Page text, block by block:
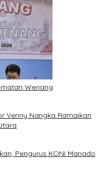
Wenang
Venny Nangka Ramaikan
Pengurus KONI Manado